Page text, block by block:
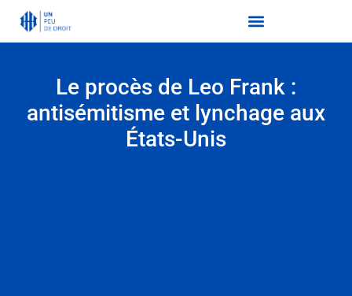
Le procès de Leo Frank :
antisémitisme et lynchage aux
États-Unis